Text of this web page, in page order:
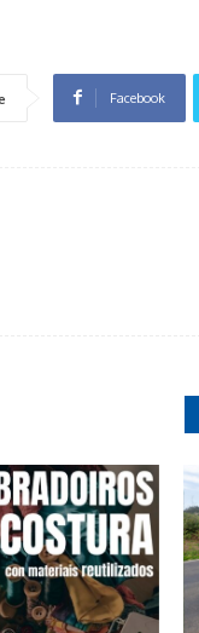
Facebook